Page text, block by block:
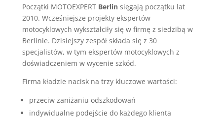
Początki MOTOEXPERT Berlinsięgają początku lat
2010. Wcześniejsze projekty ekspertów
motocyklowych wykształciły się w firmę z siedzibą w
Berlinie. Dzisiejszy zespół składa się z 30
specjalistów, w tym ekspertów motocyklowych z
doświadczeniem w wycenie szkód.
Firma kładzie nacisk na trzy kluczowe wartości:
przeciw zaniżaniu odszkodowań
indywidualne podejście do każdego klienta